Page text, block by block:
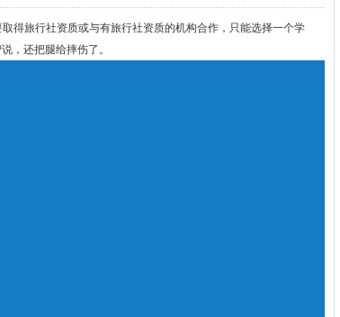
得旅行社资质或与有旅行社资质的机构合作，只能选择一个学
，还把腿给摔伤了。